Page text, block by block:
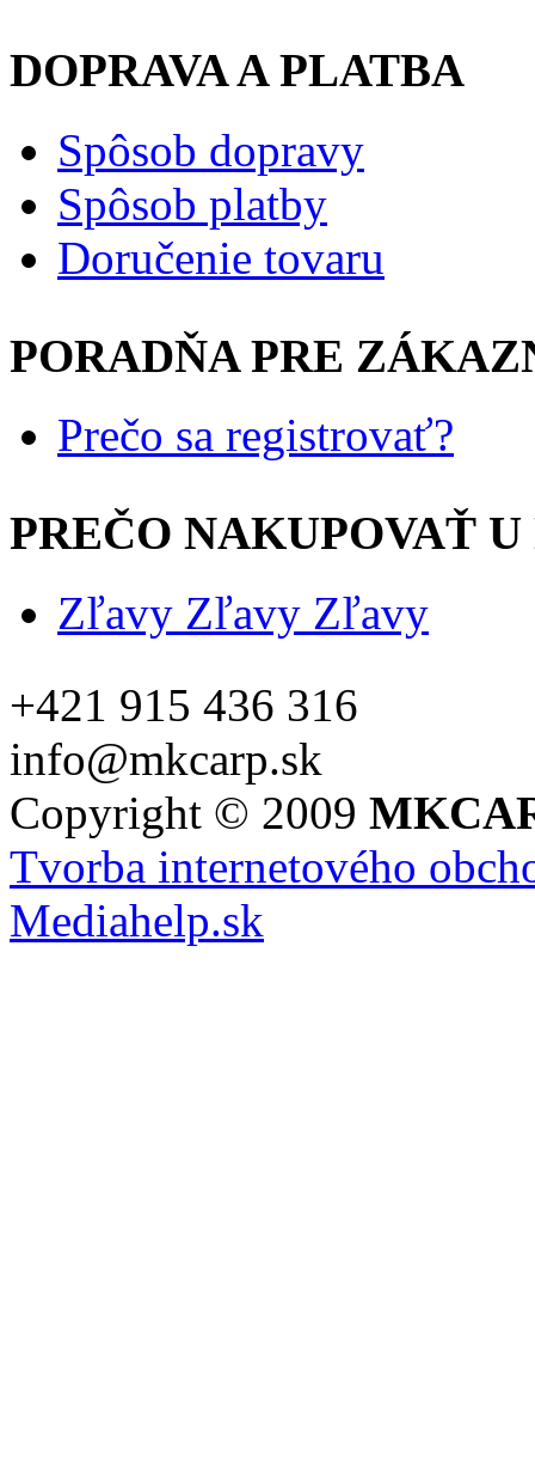
DOPRAVA A PLATBA
Spôsob dopravy
Spôsob platby
Doručenie tovaru
PORADŇA PRE
Prečo sa registrovať?
PREČO NAKUPOVAŤ U
Zľavy Zľavy Zľavy
+421 915 436 316
info@mkcarp.sk
Copyright © 2009
Tvorba internetového
Mediahelp.sk